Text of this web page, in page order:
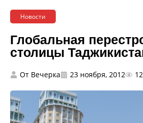
Новости
Глобальная
столицы
От Вечерка 23 ноября, 2012